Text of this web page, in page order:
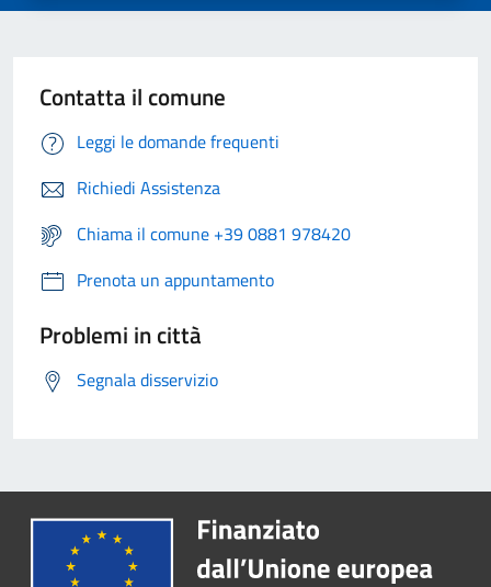
Contatta il comune
Leggi le domande frequenti
Richiedi Assistenza
Chiama il comune +39 0881 978420
Prenota un appuntamento
Problemi in città
Segnala disservizio